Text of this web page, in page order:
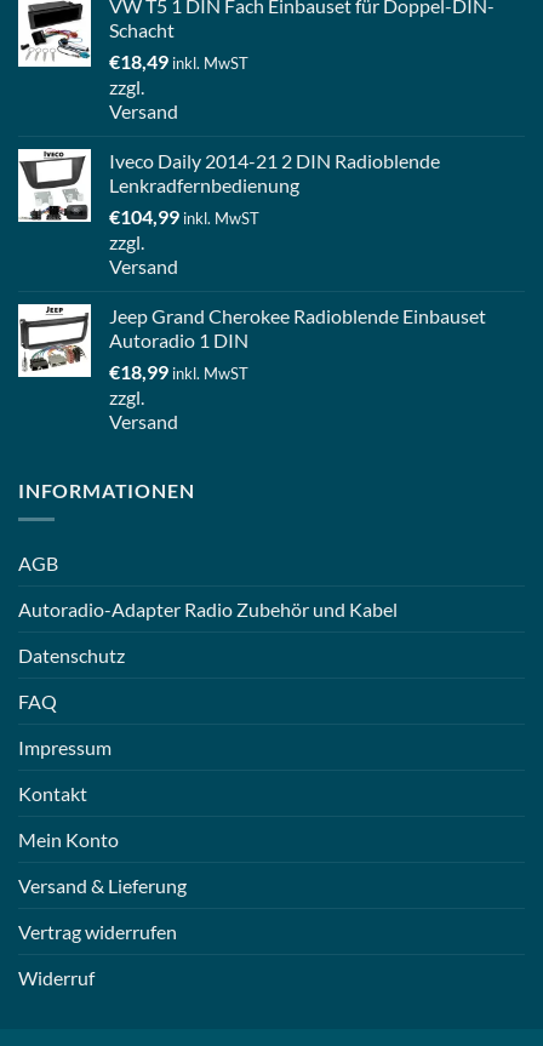
VW T5 1 DIN Fach Einbauset für Doppel-DIN-
Schacht
€18,49 inkl. MwST
zzgl.
Versand
Iveco Daily 2014-21 2 DIN Radioblende
Lenkradfernbedienung
€104,99 inkl. MwST
zzgl.
Versand
Jeep Grand Cherokee Radioblende Einbauset
Autoradio 1 DIN
€18,99 inkl. MwST
zzgl.
Versand
INFORMATIONEN
AGB
Autoradio-Adapter Radio Zubehör und Kabel
Datenschutz
FAQ
Impressum
Kontakt
Mein Konto
Versand & Lieferung
Vertrag widerrufen
Widerruf